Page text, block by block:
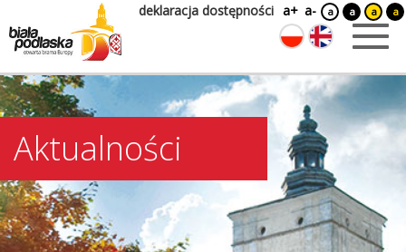
deklaracja dostępności a+ a- a a a a
Aktualności